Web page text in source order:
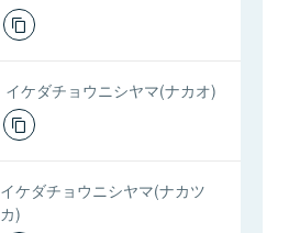
イケダチョウニシヤマ(ナカオ)
イケダチョウニシヤマ(ナカツ
カ)